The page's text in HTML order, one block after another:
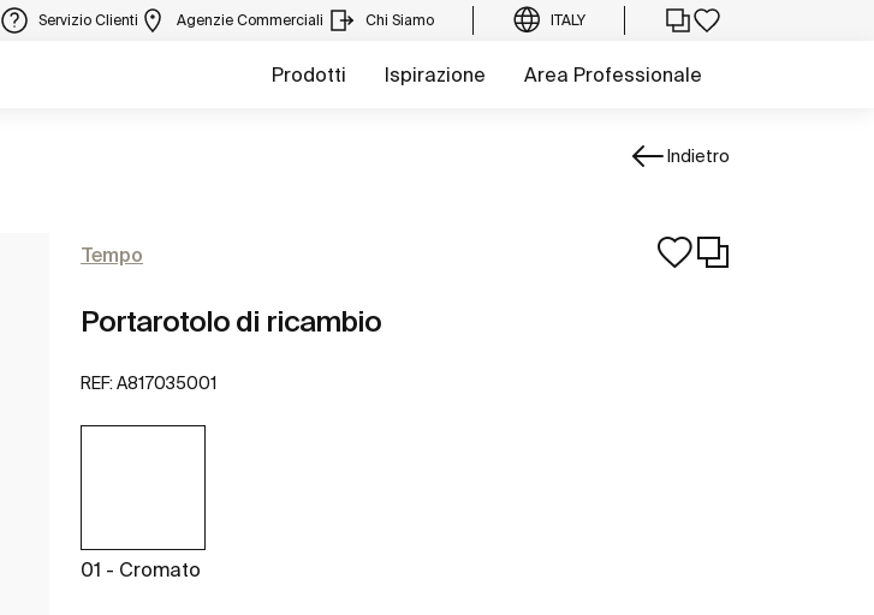
Servizio Clienti Agenzie Commerciali Chi Siamo ITALY
Prodotti Ispirazione Area Professionale
Indietro
Tempo
Portarotolo di ricambio
REF: A817035001
01 - Cromato